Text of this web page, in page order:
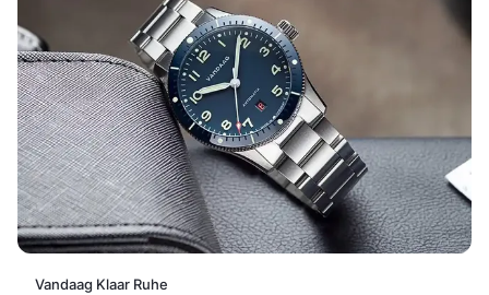
Vandaag Klaar Ruhe